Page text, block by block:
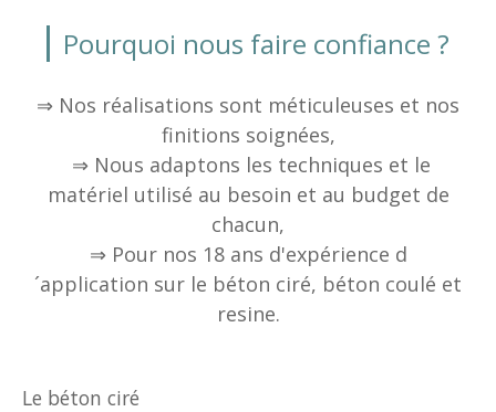
Pourquoi nous faire confiance ?
⇒ Nos réalisations sont méticuleuses et nos
finitions soignées,
⇒ Nous adaptons les techniques et le
matériel utilisé au besoin et au budget de
chacun,
⇒ Pour nos 18 ans d'expérience d
´application sur le béton ciré, béton coulé et
resine.
Le béton ciré